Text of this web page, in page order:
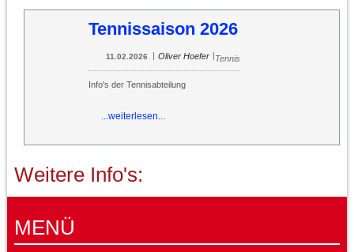
Tennissaison 2026
| Oliver Hoefer |Tennis
Info's der Tennisabteilung
...weiterlesen...
Weitere Info's:
MENÜ